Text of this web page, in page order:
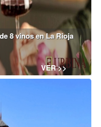
8 vinos en La Rioja
VER >>